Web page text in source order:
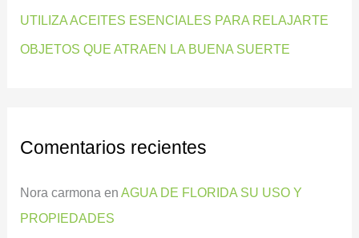
:UTILIZA ACEITES ESENCIALES PARA RELAJARTE
OBJETOS QUE ATRAEN LA BUENA SUERTE
Comentarios recientes
Nora carmona enAGUA DE FLORIDA SU USO Y
PROPIEDADES